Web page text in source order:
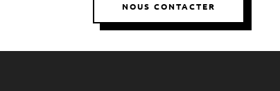
NOUS CONTACTER